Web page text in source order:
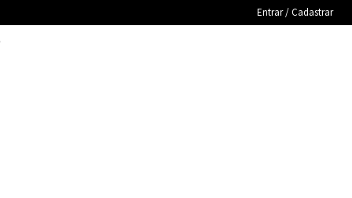
Entrar / Cadastrar